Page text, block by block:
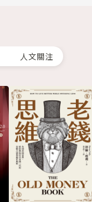
人文關注